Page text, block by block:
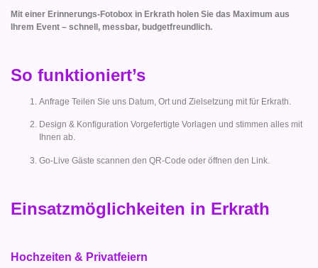
Mit einer Erinnerungs-Fotobox in Erkrath holen Sie das Maximum aus
Ihrem Event – schnell, messbar, budgetfreundlich.
So funktioniert’s
Anfrage Teilen Sie uns Datum, Ort und Zielsetzung mit für Erkrath.
Design & Konfiguration Vorgefertigte Vorlagen und stimmen alles mit
Ihnen ab.
Go-Live Gäste scannen den QR-Code oder öffnen den Link.
Einsatzmöglichkeiten in Erkrath
Hochzeiten & Privatfeiern